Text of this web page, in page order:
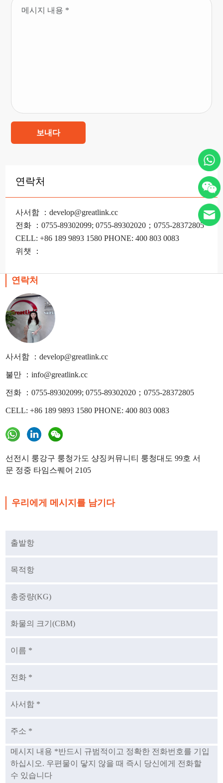
보내다
연락처
사서함 ：develop@greatlink.cc
전화 ：0755-89302099; 0755-89302020；0755-28372805
CELL: +86 189 9893 1580 PHONE: 400 803 0083
위챗 ：
연락처
사서함 ：develop@greatlink.cc
불만 ：info@greatlink.cc
전화 ：0755-89302099; 0755-89302020；0755-28372805
CELL: +86 189 9893 1580 PHONE: 400 803 0083
선전시 룽강구 룽청가도 샹징커뮤니티 룽청대도 99호 서
문 정중 타임스퀘어 2105
우리에게 메시지를 남기다